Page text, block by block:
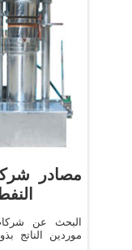
مصادر
البحث عن
موردين الناتج